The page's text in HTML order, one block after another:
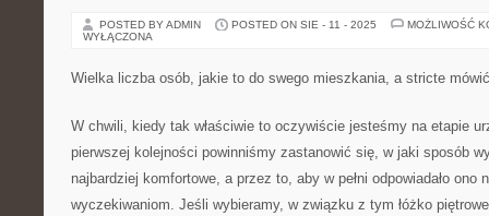
POSTED BY ADMIN POSTED ON SIE - 11 - 2025
MOŻLIWOŚĆ
WYŁĄCZONA
Wielka liczba osób, jakie to do swego mieszkania, a stricte
W chwili, kiedy tak właściwie to oczywiście jesteśmy na etapie
pierwszej kolejności powinniśmy zastanowić się, w jaki sposób
najbardziej komfortowe, a przez to, aby w pełni odpowiadało ono
wyczekiwaniom. Jeśli wybieramy, w związku z tym łóżko